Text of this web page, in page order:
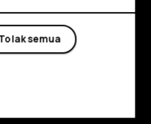
Discord
semua